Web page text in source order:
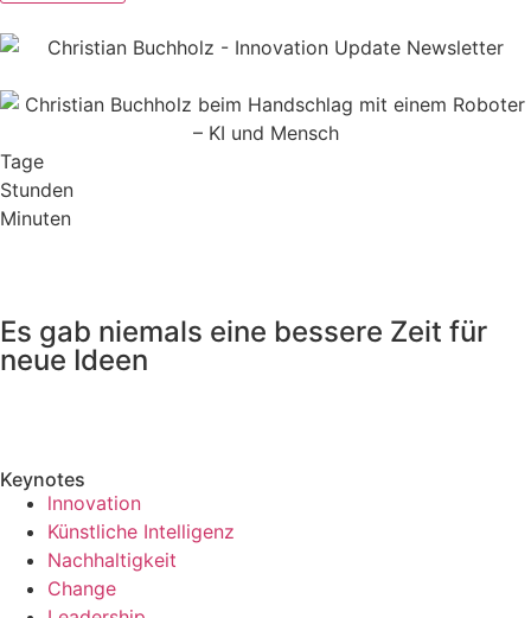
Tage
Stunden
Minuten
Es gab niemals eine bessere Zeit für
neue Ideen
Keynotes
lnnovation
Künstliche Intelligenz
Nachhaltigkeit
Change